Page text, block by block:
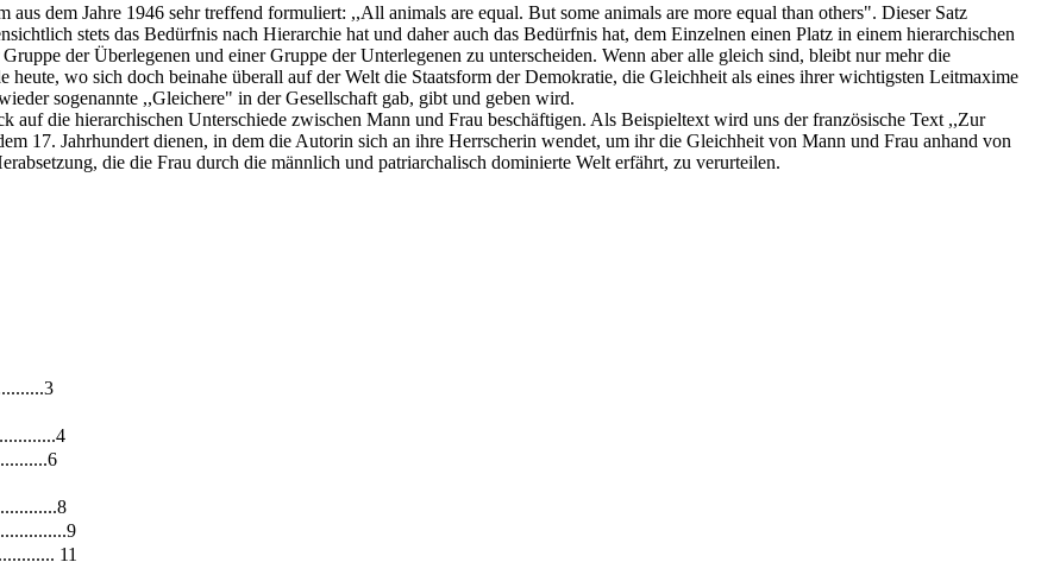
dem Jahre 1946 sehr treffend formuliert: ,,All animals are equal. But some animals are more equal than others". Dieser Satz
stets das Bedürfnis nach Hierarchie hat und daher auch das Bedürfnis hat, dem Einzelnen einen Platz in einem hierarchischen
der Überlegenen und einer Gruppe der Unterlegenen zu unterscheiden. Wenn aber alle gleich sind, bleibt nur mehr die
wo sich doch beinahe überall auf der Welt die Staatsform der Demokratie, die Gleichheit als eines ihrer wichtigsten Leitmaxime
sogenannte ,,Gleichere" in der Gesellschaft gab, gibt und geben wird.
die hierarchischen Unterschiede zwischen Mann und Frau beschäftigen. Als Beispieltext wird uns der französische Text ,,Zur
17. Jahrhundert dienen, in dem die Autorin sich an ihre Herrscherin wendet, um ihr die Gleichheit von Mann und Frau anhand von
die die Frau durch die männlich und patriarchalisch dominierte Welt erfährt, zu verurteilen.
11